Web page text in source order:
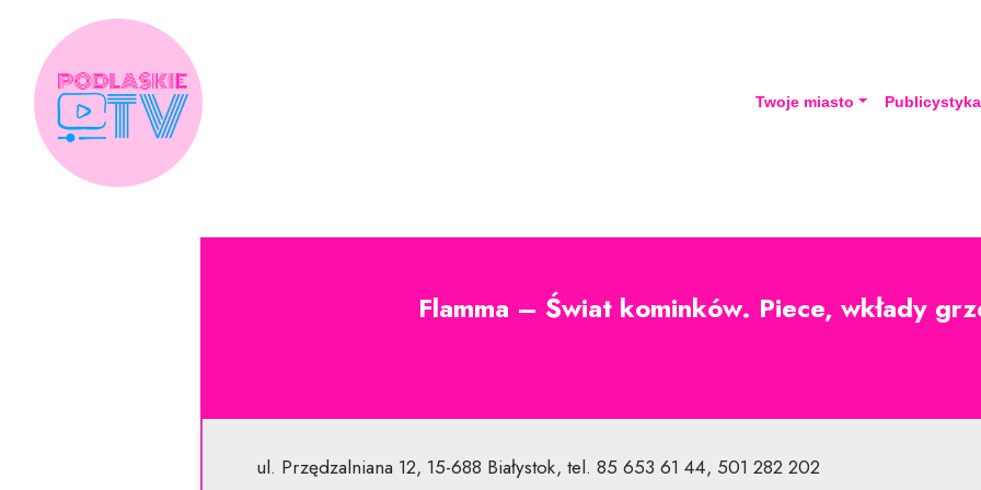
content
Twoje miasto Publicystyka
Flamma – Świat kominków. Piece, wkłady
ul. Przędzalniana 12, 15-688 Białystok, tel. 85 653 61 44, 501 282 202